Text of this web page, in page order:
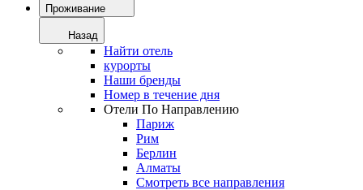
Проживание
Назад
Найти отель
курорты
Наши бренды
Номер в течение дня
Отели По Направлению
Париж
Рим
Берлин
Алматы
Смотреть все направления